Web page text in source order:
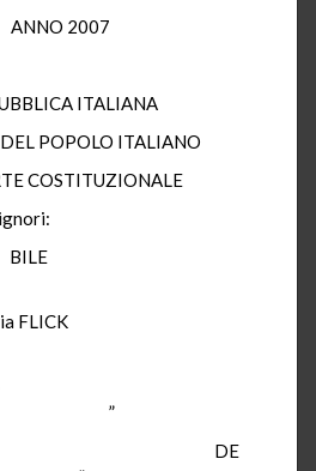
ANNO 2007
ITALIANA
POPOLO ITALIANO
COSTITUZIONALE
BILE
Maria FLICK
”
DE